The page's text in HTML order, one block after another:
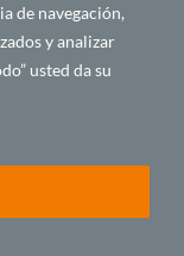
de navegación,
y analizar
usted da su